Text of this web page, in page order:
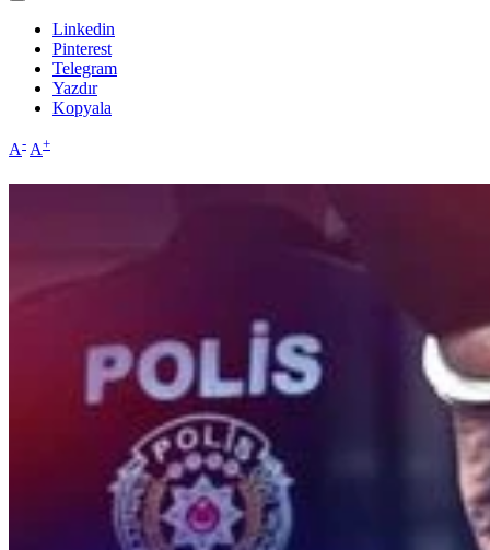
Linkedin
Pinterest
Telegram
Yazdır
Kopyala
A- A+